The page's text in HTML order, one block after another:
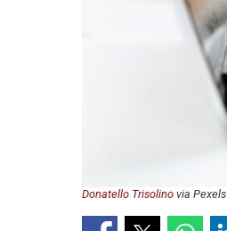
Donatello Trisolino via Pexels